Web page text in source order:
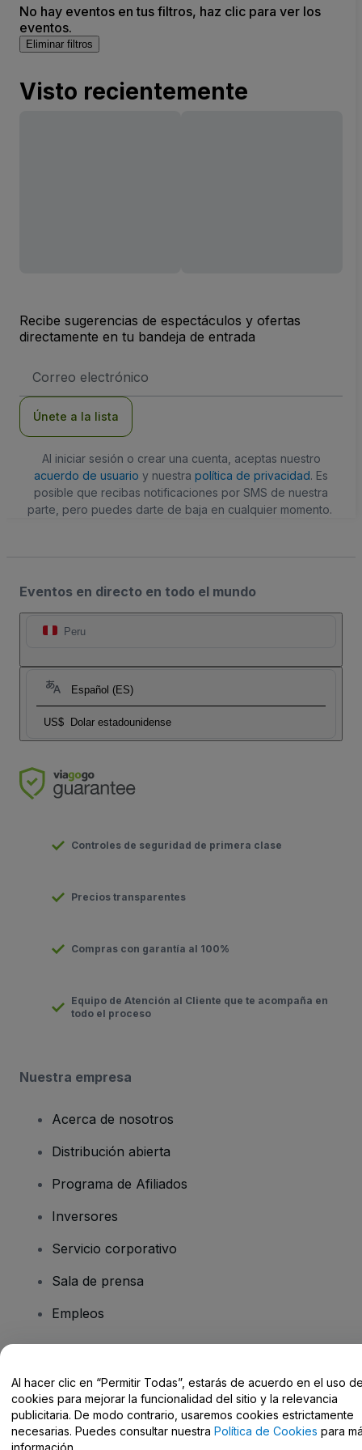
No hay eventos en tus filtros, haz clic para ver los
eventos.
Eliminar filtros
Visto recientemente
Recibe sugerencias de espectáculos y ofertas
directamente en tu bandeja de entrada
de
Únete a la lista
Al iniciar sesión o crear una cuenta, aceptas nuestro
acuerdo de usuario y nuestra política de privacidad. Es
posible que recibas notificaciones por SMS de nuestra
parte, pero puedes darte de baja en cualquier momento.
Eventos en directo en todo el mundo
Peru
Español (ES)
US$ Dolar estadounidense
Controles de seguridad de primera clase
Precios transparentes
Compras con garantía al 100%
Equipo de Atención al Cliente que te acompaña en
todo el proceso
Nuestra empresa
Acerca de nosotros
Distribución abierta
Programa de Afiliados
Inversores
Servicio corporativo
Sala de prensa
Empleos
Centro de Ayuda / Contacto
Al hacer clic en “Permitir Todas”, estarás de acuerdo en el uso
cookies para mejorar la funcionalidad del sitio y la relevancia
publicitaria. De modo contrario, usaremos cookies estrictamente
necesarias. Puedes consultar nuestra Política de Cookies para
información.